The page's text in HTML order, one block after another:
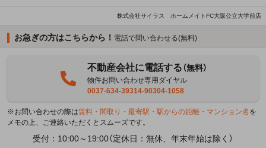
株式会社サイラス ホームメイトFC大阪公立大学前店
お急ぎの方はこちらから！ 電話で問い合わせる(無料)
不動産会社に電話する（無料）
物件お問い合わせ専用ダイヤル
0037-634-39314-90304-1058
※お問い合わせの際は賃料・間取り・最寄駅・駅からの距離・マンション名 を
メモの上、ご連絡いただくとスムーズです。
受付：10:00～19:00（定休日：無休、年末年始は除く）